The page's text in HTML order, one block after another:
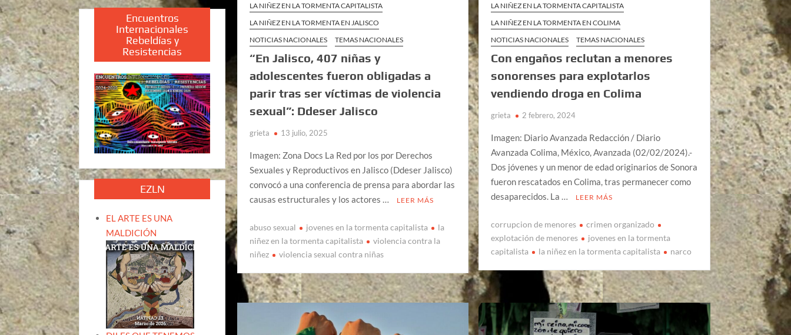
LA NIÑEZ EN LA TORMENTA CAPITALISTA
LA NIÑEZ EN LA TORMENTA EN JALISCO
NOTICIAS NACIONALES
TEMAS NACIONALES
“En Jalisco, 407 niñas y
adolescentes fueron obligadas a
parir tras ser víctimas de violencia
sexual”: Ddeser Jalisco
grieta 13 julio, 2025
Imagen: Zona Docs La Red por los por Derechos
Sexuales y Reproductivos en Jalisco (Ddeser Jalisco)
convocó a una conferencia de prensa para abordar las
causas estructurales y los actores …
LEER MÁS
abuso sexual jovenes en la tormenta capitalista
la
niñez en la tormenta capitalista
violencia contra la
niñez
violencia sexual contra niñas
LA NIÑEZ EN LA TORMENTA CAPITALISTA
LA NIÑEZ EN LA TORMENTA EN COLIMA
NOTICIAS NACIONALES
TEMAS NACIONALES
Con engaños reclutan a menores
sonorenses para explotarlos
vendiendo droga en Colima
grieta 2 febrero, 2024
Imagen: Diario Avanzada Redacción / Diario
Avanzada Colima, México, Avanzada (02/02/2024).-
Dos jóvenes y un menor de edad originarios de Sonora
fueron rescatados en Colima, tras permanecer como
desaparecidos. La …
LEER MÁS
corrupcion de menores
crimen organizado
explotación de menores
jovenes en la tormenta
capitalista
la niñez en la tormenta capitalista narco
Encuentros
Internacionales
Rebeldías y
Resistencias
EZLN
EL ARTE ES UNA
MALDICIÓN